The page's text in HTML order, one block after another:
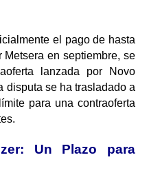
el pago de hasta
en septiembre, se
lanzada por Novo
disputa se ha trasladado a
para una contraoferta
Un Plazo para